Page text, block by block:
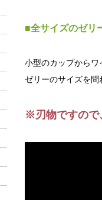
■全サイズのゼリ
小型のカップからワ
ゼリーのサイズを問
※刃物ですので